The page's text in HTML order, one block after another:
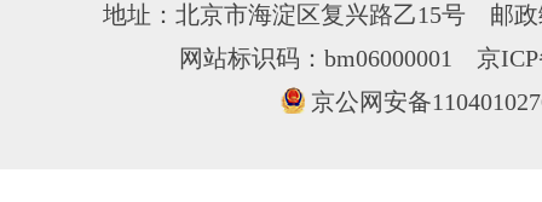
地址：北京市海淀区复兴路乙15号 邮
网站标识码：bm06000001 京
京公网安备